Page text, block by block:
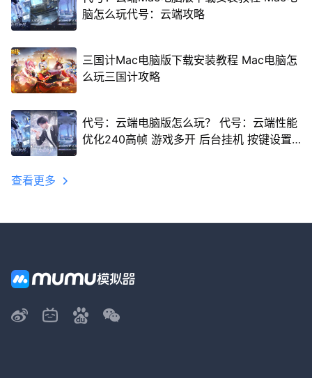
脑怎么玩代号：云端攻略
三国计Mac电脑版下载安装教程 Mac电脑怎
么玩三国计攻略
代号：云端电脑版怎么玩？ 代号：云端性能
优化240高帧 游戏多开 后台挂机 按键设置
查看更多